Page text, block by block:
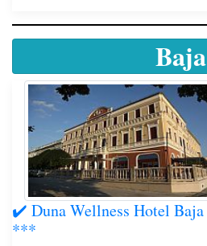
Baja
✔️ Duna Wellness Hotel Baja
***